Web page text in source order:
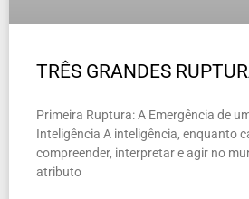
TRÊS GRANDES
Primeira Ruptura: A Emergência de
Inteligência A inteligência, enquanto
compreender, interpretar e agir no
atributo